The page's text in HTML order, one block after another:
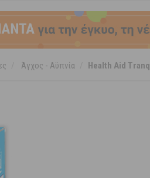
Άγχος - Αϋπνία Health Aid